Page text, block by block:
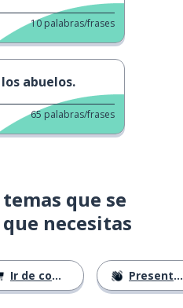
10 palabras/frases
abuelos.
65 palabras/frases
que se
necesitas
Ir de compras Presentándose